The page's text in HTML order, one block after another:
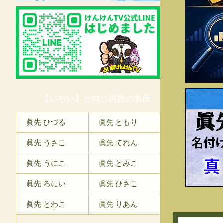
【いちい】と同じ画数の名前
眞先 ひづる 眞先 ともり
眞先 うさこ 眞先 てれん
眞先 うにこ 眞先 とみこ
眞先 ろにい 眞先 ひさこ
眞先 とわこ 眞先 りあん
眞